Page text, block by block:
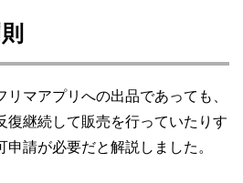
マアプリへの出品であっても、
復継続して販売を行っていたりす
請が必要だと解説しました。